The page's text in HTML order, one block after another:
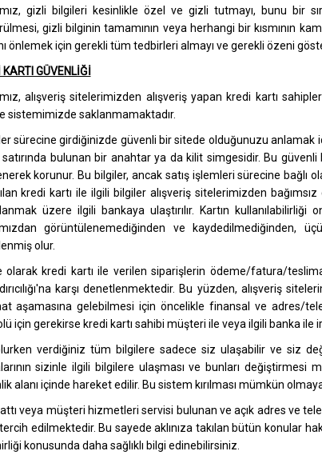
gizli bilgileri kesinlikle özel ve gizli tutmayı, bunu bir
gizli bilginin tamamının veya herhangi bir kısmının
önlemek için gerekli tüm tedbirleri almayı ve gerekli özeni
KARTI GÜVENLİĞİ
alışveriş sitelerimizden alışveriş yapan kredi kartı
sistemimizde saklanmamaktadır.
sürecine girdiğinizde güvenli bir sitede olduğunuzu anlamak
bulunan bir anahtar ya da kilit simgesidir. Bu
korunur. Bu bilgiler, ancak satış işlemleri sürecine bağlı
kredi kartı ile ilgili bilgiler alışveriş sitelerimizden
üzere ilgili bankaya ulaştırılır. Kartın
görüntülenemediğinden ve kaydedilmediğinden,
olur.
olarak kredi kartı ile verilen siparişlerin ödeme/fatura/
karşı denetlenmektedir. Bu yüzden, alışveriş
aşamasına gelebilmesi için öncelikle finansal ve adres/
için gerekirse kredi kartı sahibi müşteri ile veya ilgili banka ile
verdiğiniz tüm bilgilere sadece siz ulaşabilir ve siz
sizinle ilgili bilgilere ulaşması ve bunları değiştirmesi
alanı içinde hareket edilir. Bu sistem kırılması mümkün
veya müşteri hizmetleri servisi bulunan ve açık adres ve
edilmektedir. Bu sayede aklınıza takılan bütün konular
konusunda daha sağlıklı bilgi edinebilirsiniz.